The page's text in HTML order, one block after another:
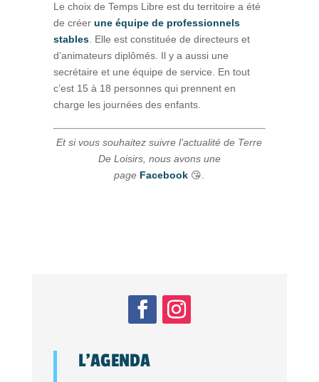
Le choix de Temps Libre est du territoire a été
de créer une équipe de professionnels
stables. Elle est constituée de directeurs et
d’animateurs diplômés. Il y a aussi une
secrétaire et une équipe de service. En tout
c’est 15 à 18 personnes qui prennent en
charge les journées des enfants.
Et si vous souhaitez suivre l’actualité de Terre
De Loisirs, nous avons une
page Facebook 😘.
L’AGENDA